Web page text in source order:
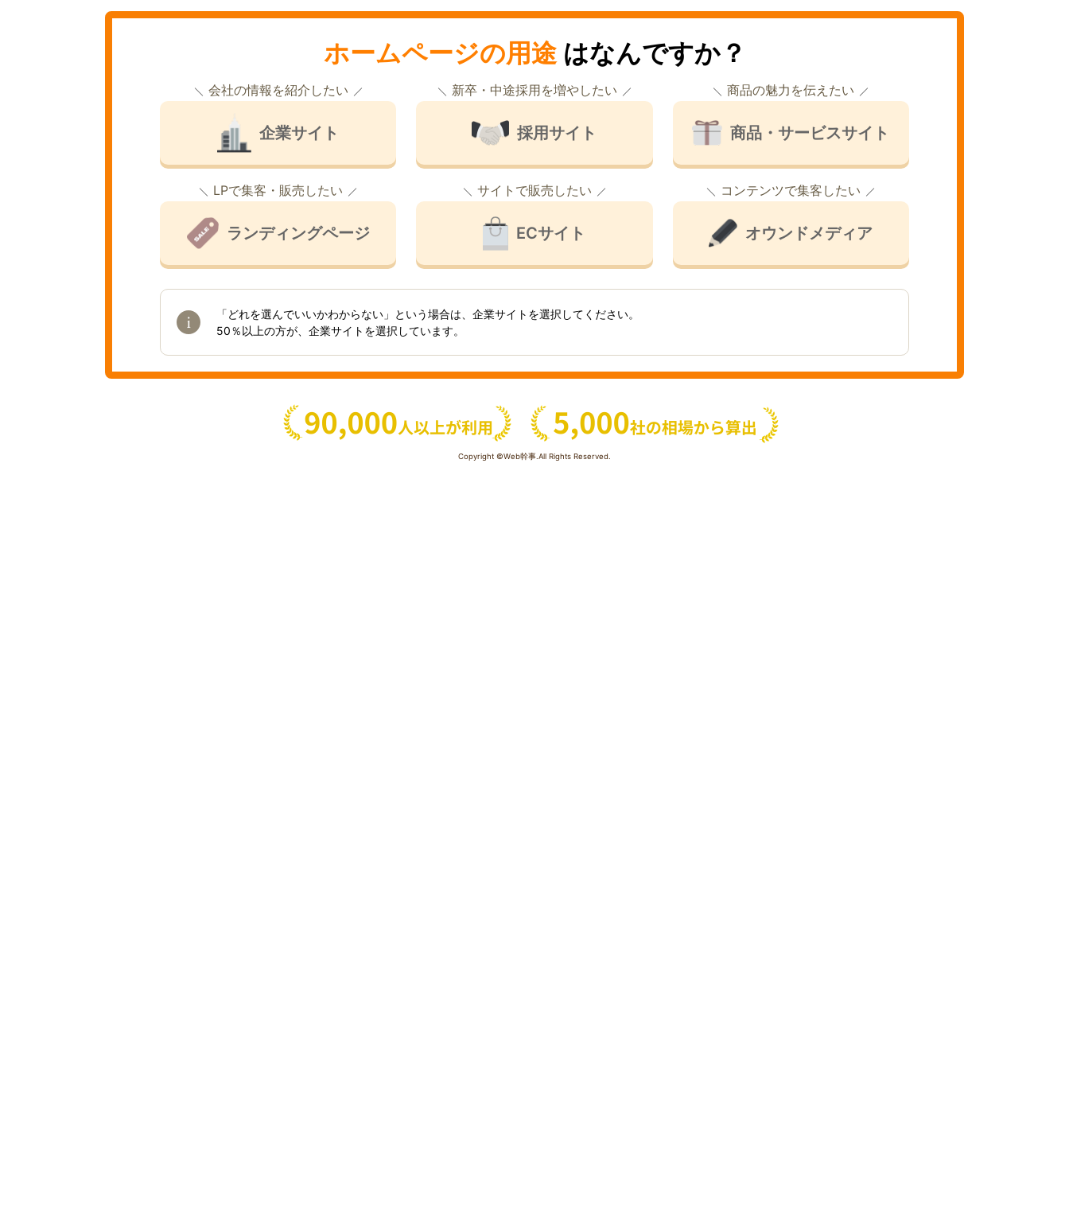
ホームページの用途はなんですか？
会社の情報を紹介したい
企業サイト
新卒・中途採用を増やしたい
採用サイト
商品の魅力を伝えたい
商品・サービスサイト
LPで集客・販売したい
ランディングページ
サイトで販売したい
ECサイト
コンテンツで集客したい
オウンドメディア
「どれを選んでいいかわからない」という場合は、企業サイトを選択してください。
50％以上の方が、企業サイトを選択しています。
Copyright ©Web幹事.All Rights Reserved.